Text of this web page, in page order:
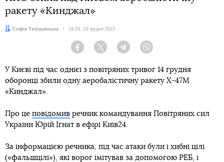
ракету «Кинджал»
Автор:
Софія Телішевська Дата:
19:24, 14 грудня 2023
Facebook Twitter Telegram
У Києві під час однієї з повітряних тривог 14 грудня
оборонці збили одну аеробалістичну ракету Х-47М
«Кинджал».
Про це повідомив речник командування Повітряних сил
України Юрій Ігнат в ефірі Київ24.
За інформацією речника, під час атаки були і хибні цілі
(«фальшцілі»), які ворог імітував за допомогою РЕБ, і